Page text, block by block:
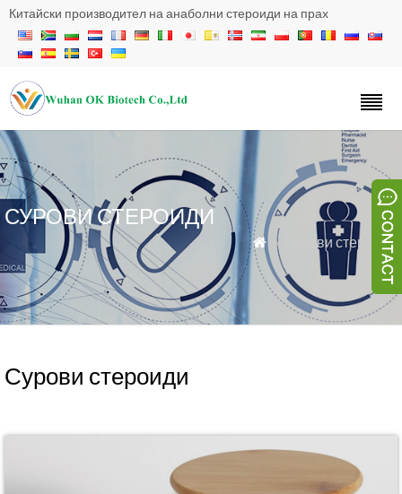
Китайски производител на анаболни стероиди на прах
СУРОВИ СТЕРОИДИ
 » Сурови стероиди
Сурови стероиди